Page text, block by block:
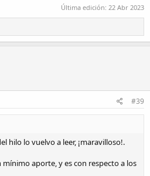
Última edición: 22 Abr 2023
#39
hilo lo vuelvo a leer, ¡maravilloso!.
mínimo aporte, y es con respecto a los